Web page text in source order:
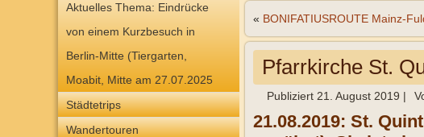
Aktuelles Thema: Eindrücke
von einem Kurzbesuch in
Berlin-Mitte (Tiergarten,
Moabit, Mitte am 27.07.2025
Städtetrips
Wandertouren
« BONIFATIUSROUTE Mainz-
Pfarrkirche St.
Publiziert 21. August 2019 |
21.08.2019: St.